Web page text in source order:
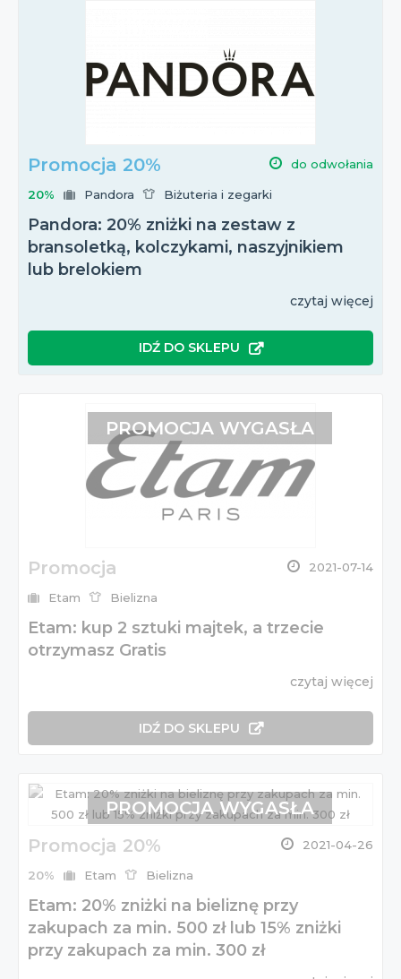
Promocja 20% do odwołania
20% Pandora Biżuteria i zegarki
Pandora: 20% zniżki na zestaw z
bransoletką, kolczykami, naszyjnikiem
lub brelokiem
czytaj więcej
IDŹ DO SKLEPU
Promocja 2021-07-14
Etam Bielizna
Etam: kup 2 sztuki majtek, a trzecie
otrzymasz Gratis
czytaj więcej
IDŹ DO SKLEPU
PROMOCJA WYGASŁA
Promocja 20% 2021-04-26
20% Etam Bielizna
Etam: 20% zniżki na bieliznę przy
zakupach za min. 500 zł lub 15% zniżki
przy zakupach za min. 300 zł
PROMOCJA WYGASŁA